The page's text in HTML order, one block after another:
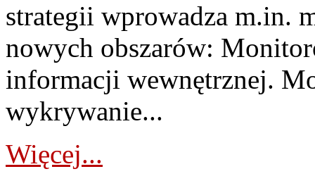
strategii wprowadza m.in.
nowych obszarów:
informacji wewnętrznej.
wykrywanie...
Więcej...